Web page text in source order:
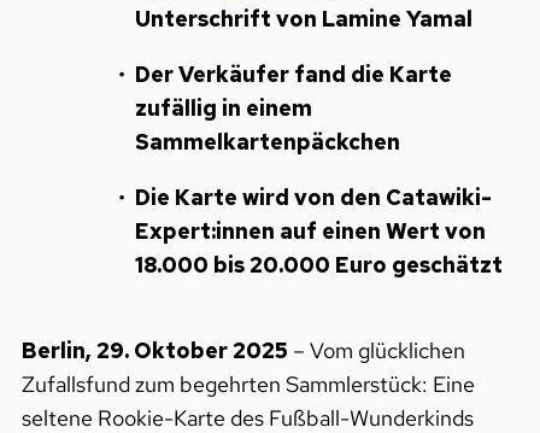
Unterschrift von Lamine Yamal
Der Verkäufer fand die Karte
zufällig in einem
Sammelkartenpäckchen
Die Karte wird von den Catawiki-
Expert:innen auf einen Wert von
18.000 bis 20.000 Euro geschätzt
Berlin, 29. Oktober 2025 – Vom glücklichen
Zufallsfund zum begehrten Sammlerstück: Eine
seltene Rookie-Karte des Fußball-Wunderkinds